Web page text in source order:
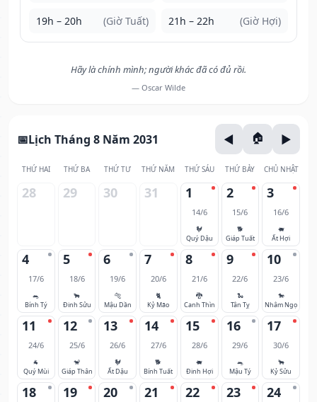
19h – 20h (Giờ Tuất) 21h – 22h (Giờ Hợi)
Hãy là chính mình; người khác đã có đủ rồi.
— Oscar Wilde
Lịch Tháng 8 Năm 2031
THỨ HAI THỨ BA THỨ TƯ THỨ NĂM THỨ SÁU THỨ BẢY CHỦ NHẬT
28 29 30 31 1
14/6
🐓
Quý Dậu
2
15/6
🐕
Giáp Tuất
3
16/6
🐖
Ất Hợi
4
17/6
🐀
Bính Tý
5
18/6
🐂
Đinh Sửu
6
19/6
🐅
Mậu Dần
7
20/6
🐈
Kỷ Mão
8
21/6
🐉
Canh Thìn
9
22/6
🐍
Tân Tỵ
10
23/6
🐎
Nhâm Ngọ
11
24/6
🐐
Quý Mùi
12
25/6
🐒
Giáp Thân
13
26/6
🐓
Ất Dậu
14
27/6
🐕
Bính Tuất
15
28/6
🐖
Đinh Hợi
16
29/6
🐀
Mậu Tý
17
30/6
🐂
Kỷ Sửu
18 19 20 21 22 23 24